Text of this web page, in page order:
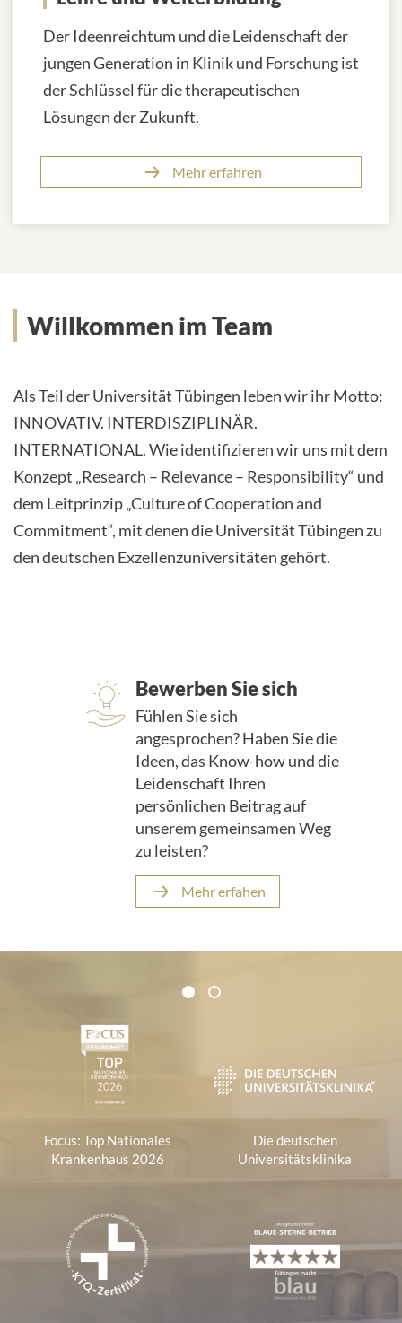
Der Ideenreichtum und die Leidenschaft der
jungen Generation in Klinik und Forschung ist
der Schlüssel für die therapeutischen
Lösungen der Zukunft.
Mehr erfahren
Willkommen im Team
Als Teil der Universität Tübingen leben wir ihr Motto:
INNOVATIV. INTERDISZIPLINÄR.
INTERNATIONAL. Wie identifizieren wir uns mit dem
Konzept „Research – Relevance – Responsibility“ und
dem Leitprinzip „Culture of Cooperation and
Commitment“, mit denen die Universität Tübingen zu
den deutschen Exzellenzuniversitäten gehört.
Bewerben Sie sich
Fühlen Sie sich
angesprochen? Haben Sie die
Ideen, das Know-how und die
Leidenschaft Ihren
persönlichen Beitrag auf
unserem gemeinsamen Weg
zu leisten?
Mehr erfahen
Zertifikate und Verbände
1 2
Focus: Top Nationales
Krankenhaus 2026
Die deutschen
Universitätsklinika